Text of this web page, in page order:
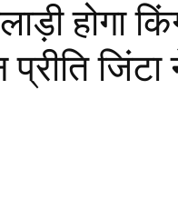
होगा
जिंटा